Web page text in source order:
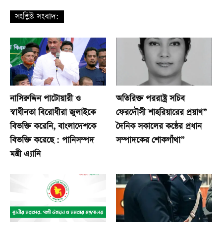
সংশ্লিষ্ট সংবাদ:
নাসিরুদ্দিন পাটোয়ারী ও
স্বাধীনতা বিরোধীরা জুলাইকে
বিভক্তি করেনি, বাংলাদেশকে
বিভক্তি করেছে : পানিসম্পদ
মন্ত্রী এ্যানি
অতিরিক্ত পররাষ্ট্র সচিব
ফেরদৌসী শাহরিয়ারের প্রয়াণ”
দৈনিক সকালের কন্ঠের প্রধান
সম্পাদকের শোকগাঁথা”